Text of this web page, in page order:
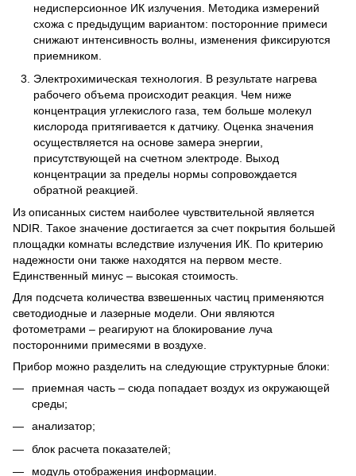
недисперсионное ИК излучения. Методика измерений
схожа с предыдущим вариантом: посторонние примеси
снижают интенсивность волны, изменения фиксируются
приемником.
Электрохимическая технология. В результате нагрева
рабочего объема происходит реакция. Чем ниже
концентрация углекислого газа, тем больше молекул
кислорода притягивается к датчику. Оценка значения
осуществляется на основе замера энергии,
присутствующей на счетном электроде. Выход
концентрации за пределы нормы сопровождается
обратной реакцией.
Из описанных систем наиболее чувствительной является
NDIR. Такое значение достигается за счет покрытия большей
площадки комнаты вследствие излучения ИК. По критерию
надежности они также находятся на первом месте.
Единственный минус – высокая стоимость.
Для подсчета количества взвешенных частиц применяются
светодиодные и лазерные модели. Они являются
фотометрами – реагируют на блокирование луча
посторонними примесями в воздухе.
Прибор можно разделить на следующие структурные блоки:
приемная часть – сюда попадает воздух из окружающей
среды;
анализатор;
блок расчета показателей;
модуль отображения информации.